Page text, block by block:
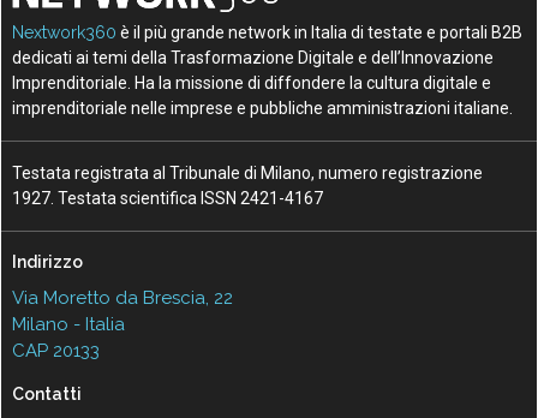
Nextwork360 è il più grande network in Italia di testate e portali B2B
dedicati ai temi della Trasformazione Digitale e dell’Innovazione
Imprenditoriale. Ha la missione di diffondere la cultura digitale e
imprenditoriale nelle imprese e pubbliche amministrazioni italiane.
Testata registrata al Tribunale di Milano, numero registrazione
1927. Testata scientifica ISSN 2421-4167
Indirizzo
Via Moretto da Brescia, 22
Milano - Italia
CAP 20133
Contatti